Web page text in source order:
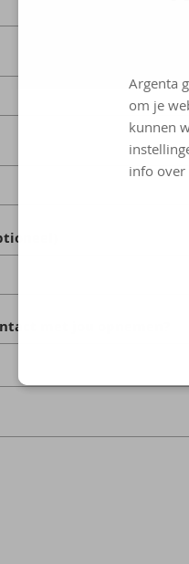
Argenta
om je
kunnen
info over
met jou opnemen?